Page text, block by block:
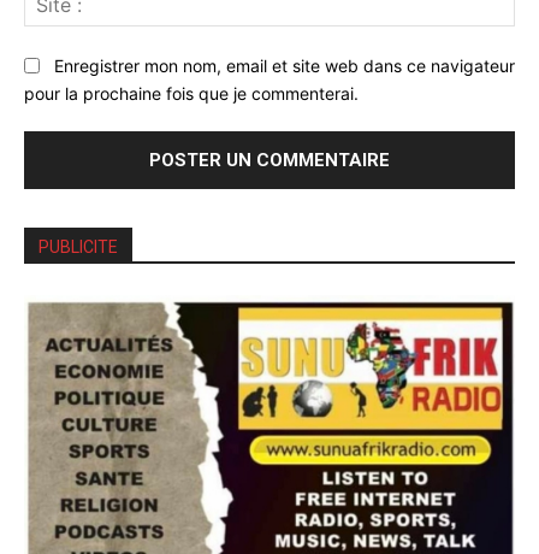
:
Enregistrer mon nom, email et site web dans ce navigateur
pour la prochaine fois que je commenterai.
PUBLICITE